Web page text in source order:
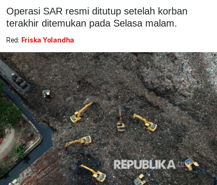
Operasi SAR resmi ditutup setelah korban
terakhir ditemukan pada Selasa malam.
Red: Friska Yolandha